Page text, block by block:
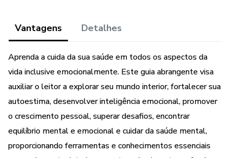
Vantagens Detalhes
Aprenda a cuida da sua saúde em todos os aspectos da
vida inclusive emocionalmente. Este guia abrangente visa
auxiliar o leitor a explorar seu mundo interior, fortalecer sua
autoestima, desenvolver inteligência emocional, promover
o crescimento pessoal, superar desafios, encontrar
equilíbrio mental e emocional e cuidar da saúde mental,
proporcionando ferramentas e conhecimentos essenciais